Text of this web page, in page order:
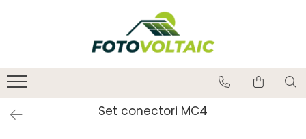
Set conectori MC4